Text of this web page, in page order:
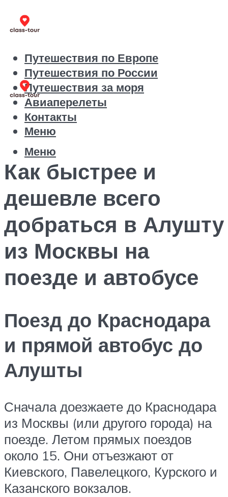
Путешествия по Европе
Путешествия по России
Путешествия за моря
Авиаперелеты
Контакты
Меню
Меню
Как быстрее и
дешевле всего
добраться в Алушту
из Москвы на
поезде и автобусе
Поезд до Краснодара
и прямой автобус до
Алушты
Сначала доезжаете до Краснодара
из Москвы (или другого города) на
поезде. Летом прямых поездов
около 15. Они отъезжают от
Киевского, Павелецкого, Курского и
Казанского вокзалов.